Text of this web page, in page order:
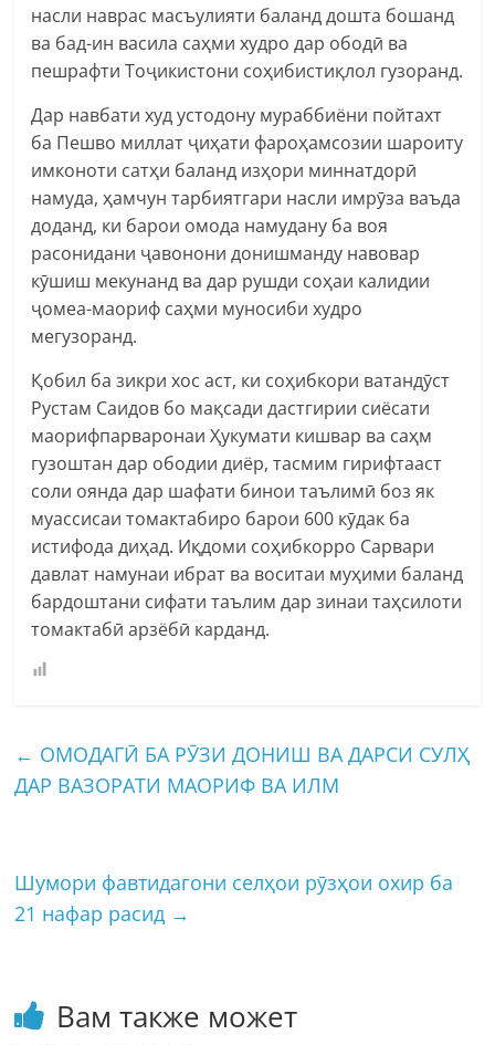
насли наврас масъулияти баланд дошта бошанд
ва бад-ин васила саҳми худро дар ободӣ ва
пешрафти Тоҷикистони соҳибистиқлол гузоранд.
Дар навбати худ устодону мураббиёни пойтахт
ба Пешво миллат ҷиҳати фароҳамсозии шароиту
имконоти сатҳи баланд изҳори миннатдорӣ
намуда, ҳамчун тарбиятгари насли имрӯза ваъда
доданд, ки барои омода намудану ба воя
расонидани ҷавонони донишманду навовар
кӯшиш мекунанд ва дар рушди соҳаи калидии
ҷомеа-маориф саҳми муносиби худро
мегузоранд.
Қобил ба зикри хос аст, ки соҳибкори ватандӯст
Рустам Саидов бо мақсади дастгирии сиёсати
маорифпарваронаи Ҳукумати кишвар ва саҳм
гузоштан дар ободии диёр, тасмим гирифтааст
соли оянда дар шафати бинои таълимӣ боз як
муассисаи томактабиро барои 600 кӯдак ба
истифода диҳад. Иқдоми соҳибкорро Сарвари
давлат намунаи ибрат ва воситаи муҳими баланд
бардоштани сифати таълим дар зинаи таҳсилоти
томактабӣ арзёбӣ карданд.
← ОМОДАГӢ БА РӮЗИ ДОНИШ ВА ДАРСИ СУЛҲ
ДАР ВАЗОРАТИ МАОРИФ ВА ИЛМ
Шумори фавтидагони селҳои рӯзҳои охир ба
21 нафар расид →
Вам также может